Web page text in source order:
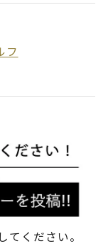
フ
してください。